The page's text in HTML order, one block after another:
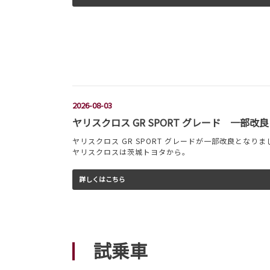
2026-08-03
ヤリスクロス GR SPORT グレード 一部改良
ヤリスクロス GR SPORT グレードが一部改良となりま
ヤリスクロスは茨城トヨタから。
詳しくはこちら
試乗車